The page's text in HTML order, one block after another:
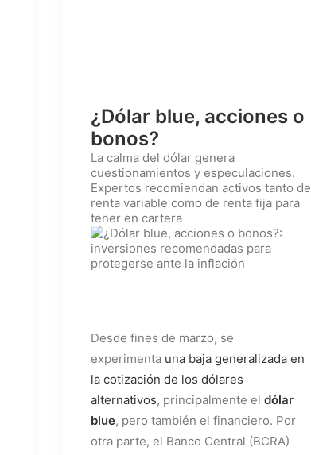
¿Dólar blue, acciones o
bonos?
La calma del dólar genera
cuestionamientos y especulaciones.
Expertos recomiendan activos tanto de
renta variable como de renta fija para
tener en cartera
Desde fines de marzo, se
experimenta una baja generalizada en
la cotización de los dólares
alternativos, principalmente el dólar
blue, pero también el financiero. Por
otra parte, el Banco Central (BCRA)